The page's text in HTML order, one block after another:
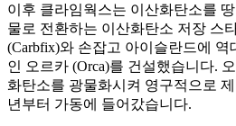
이후 클라임웍스는 이산화탄소를
물로 전환하는 이산화탄소 저장 스
(Carbfix)와 손잡고 아이슬란드에
인 오르카 (Orca)를 건설했습니다.
화탄소를 광물화시켜 영구적으로
년부터 가동에 들어갔습니다.